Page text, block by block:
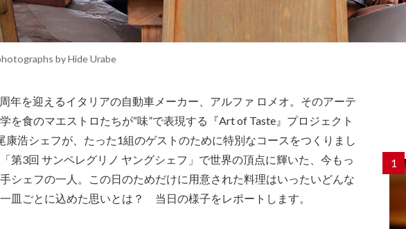
by Hide Urabe
年を迎えるイタリアの自動車メーカー、アルファ ロメオ。そのアーテ
を食のマエストロたちが“味”で表現する『Art of Taste』プロジェクト
康浩シェフが、たった1組のゲストのために特別なコースをつくりまし
第3回 サンペレグリノ ヤングシェフ」で世界の頂点に輝いた、今もっ
シェフの一人。この日のためだけに用意された料理はいったいどんな
皿ごとに込めた思いとは？ 当日の様子をレポートします。
1